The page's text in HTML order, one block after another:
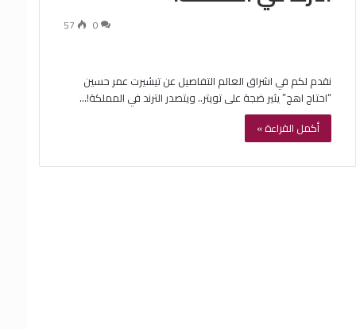
0
57
نقدم لكم في اشراق العالم التفاصيل عن تيشيرت عمر حسين
“احتاج اهج” يثير ضجة على تويتر.. ويتصدر الترند في المملكة!…
أكمل القراءة »